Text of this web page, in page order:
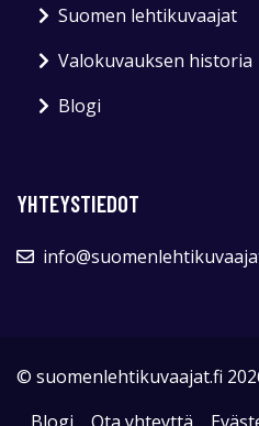
Suomen lehtikuvaajat
Valokuvauksen historia
Blogi
YHTEYSTIEDOT
© suomenlehtikuvaajat.fi